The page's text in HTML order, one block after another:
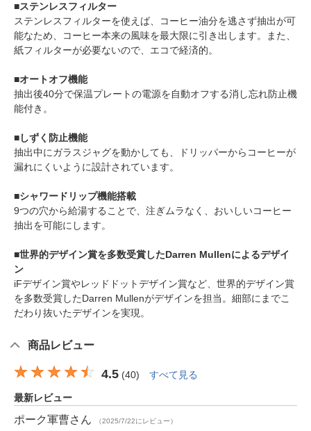
■ステンレスフィルター
ステンレスフィルターを使えば、コーヒー油分を逃さず抽出が可
能なため、コーヒー本来の風味を最大限に引き出します。また、
紙フィルターが必要ないので、エコで経済的。
■オートオフ機能
抽出後40分で保温プレートの電源を自動オフする消し忘れ防止機
能付き。
■しずく防止機能
抽出中にガラスジャグを動かしても、ドリッパーからコーヒーが
漏れにくいように設計されています。
■シャワードリップ機能搭載
9つの穴から給湯することで、注ぎムラなく、おいしいコーヒー
抽出を可能にします。
■世界的デザイン賞を多数受賞したDarren Mullenによるデザイ
ン
iFデザイン賞やレッドドットデザイン賞など、世界的デザイン賞
を多数受賞したDarren Mullenがデザインを担当。細部にまでこ
だわり抜いたデザインを実現。
商品レビュー
4.5 (40) すべて見る
最新レビュー
ポーク軍曹さん （2025/7/22にレビュー）